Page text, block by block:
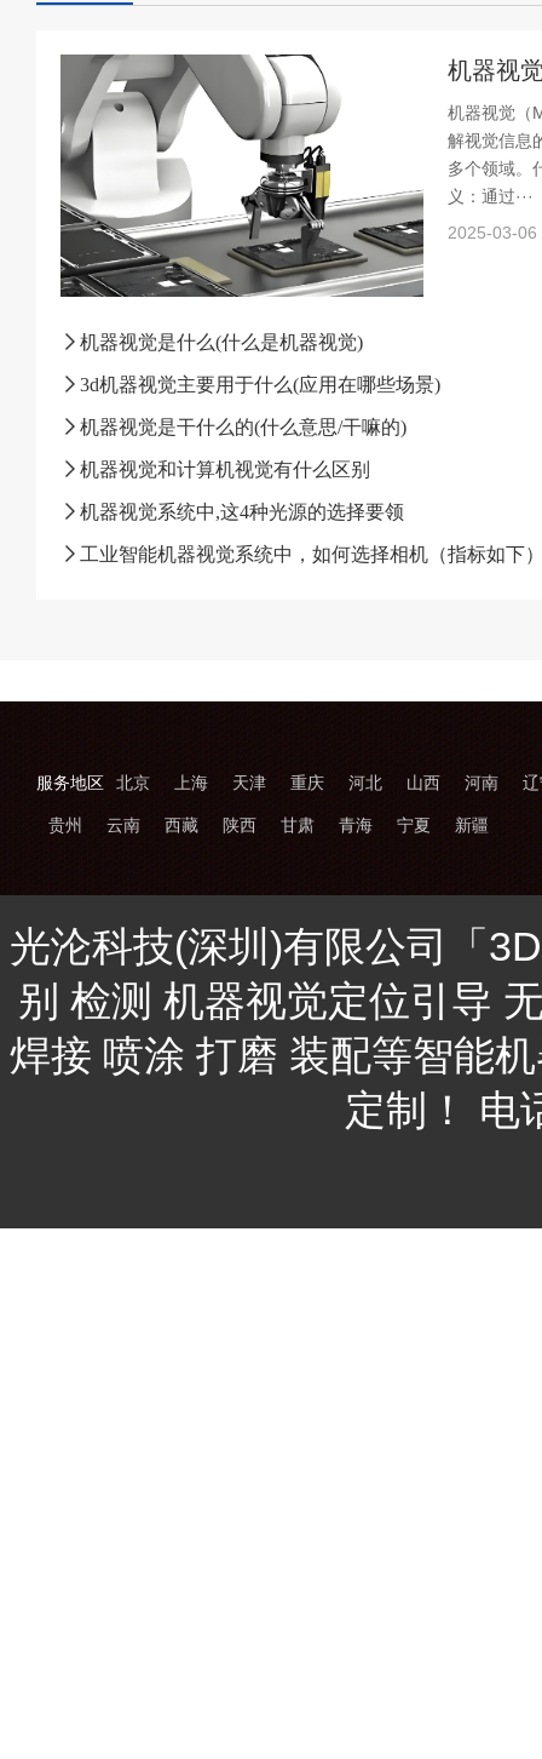
机器视
机器视觉（
解视觉信息
多个领域。
义：通过···
2025-03-06
机器视觉是什么(什么是机器视觉)
3d机器视觉主要用于什么(应用在哪些场景)
机器视觉是干什么的(什么意思/干嘛的)
机器视觉和计算机视觉有什么区别
机器视觉系统中,这4种光源的选择要领
工业智能机器视觉系统中，如何选择相机（指标如下
服务地区 北京 上海 天津 重庆 河北 山西 河南
贵州 云南 西藏 陕西 甘肃 青海 宁夏 新疆
光沦科技(深圳)有限公司「
别 检测 机器视觉定位引导
焊接 喷涂 打磨 装配等智能
定制！ 电